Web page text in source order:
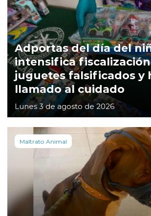
Adportas del día del
intensifica
juguetes falsificados y
llamado al cuidado
Lunes 3 de agosto de 2026
Maltrato Animal